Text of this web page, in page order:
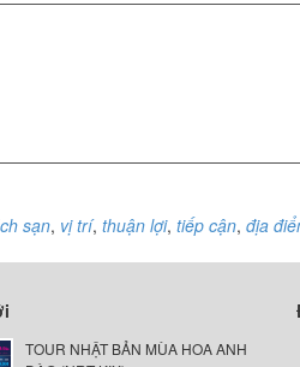
sạn, vị trí, thuận lợi, tiếp cận, địa
TOUR NHẬT BẢN MÙA HOA ANH